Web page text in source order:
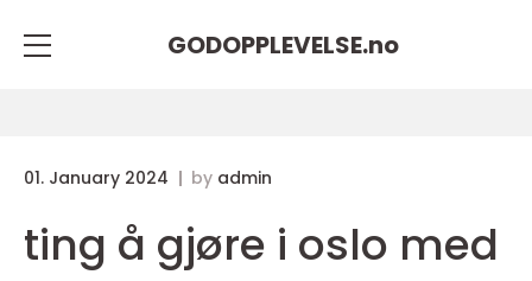
GODOPPLEVELSE.no
01. January 2024 by admin
ting å gjøre i oslo med